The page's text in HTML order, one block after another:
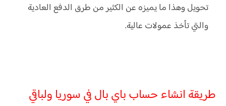
تحويل وهذا ما يميزه عن الكثير من طرق الدفع العادية
والتي تأخذ عمولات عالية.
طريقة انشاء حساب باي بال في سوريا ولباقي